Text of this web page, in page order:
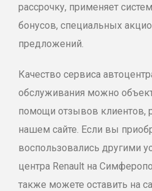
рассрочку, применяет
бонусов, специальных
предложений.
Качество сервиса
обслуживания можно
помощи отзывов клиентов,
нашем сайте. Если вы
воспользовались другими
центра Renault на
также можете оставить на